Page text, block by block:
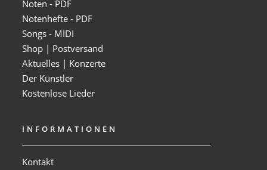
Noten - PDF
Notenhefte - PDF
Songs - MIDI
Shop | Postversand
Aktuelles | Konzerte
Der Künstler
Kostenlose Lieder
INFORMATIONEN
Kontakt